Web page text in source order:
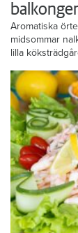
Aromatiska
midsommar
lilla